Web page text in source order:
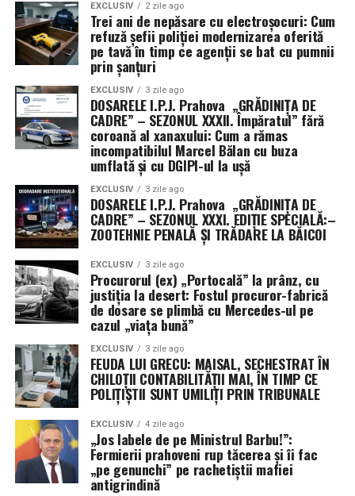
EXCLUSIV 2 zile ago
Trei ani de nepăsare cu electroșocuri: Cum
refuză șefii poliției modernizarea oferită
pe tavă în timp ce agenții se bat cu pumnii
prin șanțuri
EXCLUSIV 3 zile ago
DOSARELE I.P.J. Prahova „GRĂDINIȚA DE
CADRE” – SEZONUL XXXII. Împăratul” fără
coroană al xanaxului: Cum a rămas
incompatibilul Marcel Bălan cu buza
umflată și cu DGIPI-ul la ușă
EXCLUSIV 3 zile ago
DOSARELE I.P.J. Prahova „GRĂDINIȚA DE
CADRE” – SEZONUL XXXI. EDIȚIE SPECIALĂ:–
ZOOTEHNIE PENALĂ ȘI TRĂDARE LA BĂICOI
EXCLUSIV 3 zile ago
Procurorul (ex) „Portocală” la prânz, cu
justiția la desert: Fostul procuror-fabrică
de dosare se plimbă cu Mercedes-ul pe
cazul „viața bună”
EXCLUSIV 3 zile ago
FEUDA LUI GRECU: MAISAL, SECHESTRAT ÎN
CHILOȚII CONTABILITĂȚII MAI, ÎN TIMP CE
POLIȚIȘTII SUNT UMILIȚI PRIN TRIBUNALE
EXCLUSIV 4 zile ago
„Jos labele de pe Ministrul Barbu!”:
Fermierii prahoveni rup tăcerea și îi fac
„pe genunchi” pe rachetiștii mafiei
antigrindină